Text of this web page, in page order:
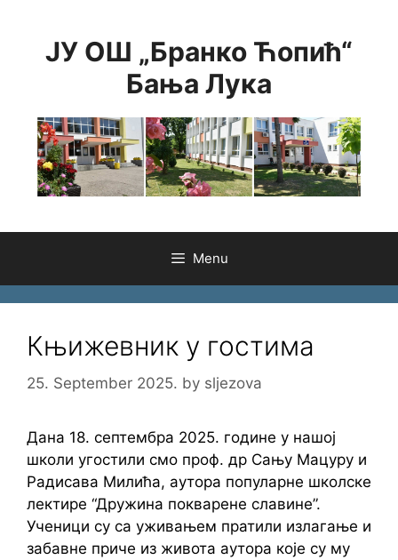
contentЈУ ОШ „Бранко Ћопић“
Бања Лука
Menu
Књижевник у гостима
25. September 2025. by sljezova
Дана 18. септембра 2025. године у нашој
школи угостили смо проф. др Сању Мацуру и
Радисава Милића, аутора популарне школске
лектире “Дружина покварене славине”.
Ученици су са уживањем пратили излагање и
забавне приче из живота аутора које су му